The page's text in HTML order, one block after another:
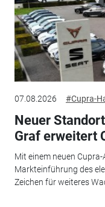
07.08.2026 #Cupra-
Neuer
Graf erweitert
Mit einem neuen
Markteinführung des
Zeichen für weiteres